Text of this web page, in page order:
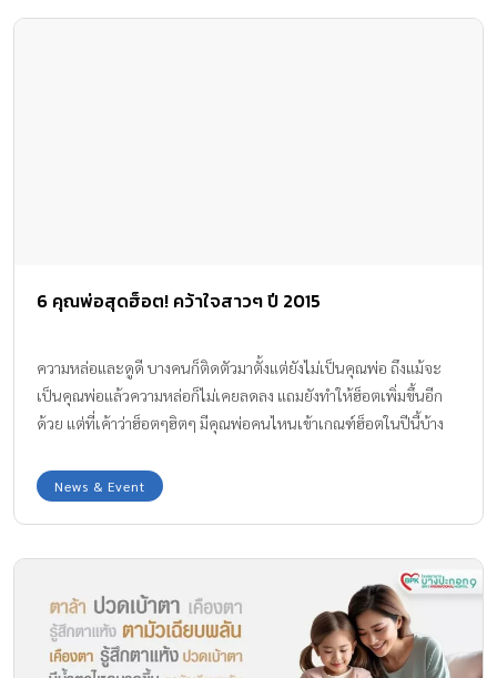
6 คุณพ่อสุดฮ็อต! คว้าใจสาวๆ ปี 2015
ความหล่อและดูดี บางคนก็ติดตัวมาตั้งแต่ยังไม่เป็นคุณพ่อ ถึงแม้จะ
เป็นคุณพ่อแล้วความหล่อก็ไม่เคยลดลง แถมยังทำให้ฮ็อตเพิ่มขึ้นอีก
ด้วย แต่ที่เค้าว่าฮ็อตๆฮิตๆ มีคุณพ่อคนไหนเข้าเกณฑ์ฮ็อตในปีนี้บ้าง
พระเอก เข้าป่า หรือเป็นคุณพ่อแล้ว แต่ก็ยังทำให้หัวใจสาวหลายคนละ
ลายไปพร้อมๆกัน CR : IG tikjes_pholdee.fanclub 2.คุณพ่อฮิวโก้ ทั้ง
มาก จนสาวๆ ต้องอิจฉา CR : IG hugolek 3.คุณพ่อมอส ปฏิภาณ พ่อ
น้องสโนว์และสวรรค์ ยังมีผลงานอยู่ในจอทีวีจากละครหลายเรื่อง ไม่ว่า
จะละครเรื่องไหนก็หล่ออมตะนะคะ CR : IG mospatiparn 4.คุณพ่อ
ป๋อ ณัฐวุฒิ พระเอกสุดโหดจากเรื่องทางผ่านกามเทพ ช่อง3 ระดับคุณ
พ่อแล้วก็ยังควงตำแหน่งพระเอกจากละครหลายๆเรื่องด้วย CR : IG
News & Event